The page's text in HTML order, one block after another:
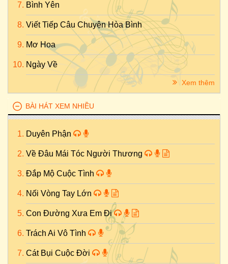
Bình Yên
Viết Tiếp Câu Chuyện Hòa Bình
Mơ Hoa
Ngày Về
Xem thêm
BÀI HÁT XEM NHIỀU
Duyên Phận
Về Đâu Mái Tóc Người Thương
Đắp Mộ Cuộc Tình
Nối Vòng Tay Lớn
Con Đường Xưa Em Đi
Trách Ai Vô Tình
Cát Bụi Cuộc Đời